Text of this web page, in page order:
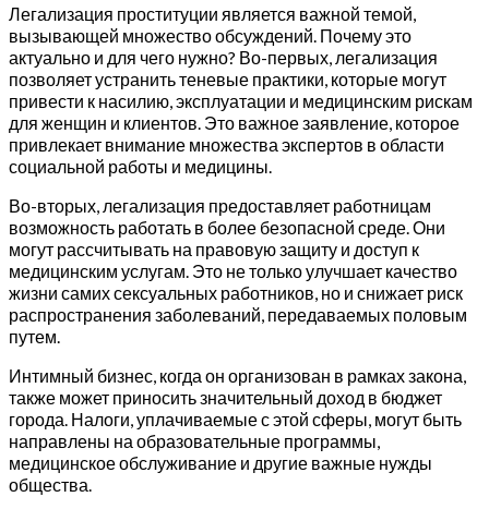
Легализация проституции является важной темой,
вызывающей множество обсуждений. Почему это
актуально и для чего нужно? Во-первых, легализация
позволяет устранить теневые практики, которые могут
привести к насилию, эксплуатации и медицинским рискам
для женщин и клиентов. Это важное заявление, которое
привлекает внимание множества экспертов в области
социальной работы и медицины.
Во-вторых, легализация предоставляет работницам
возможность работать в более безопасной среде. Они
могут рассчитывать на правовую защиту и доступ к
медицинским услугам. Это не только улучшает качество
жизни самих сексуальных работников, но и снижает риск
распространения заболеваний, передаваемых половым
путем.
Интимный бизнес, когда он организован в рамках закона,
также может приносить значительный доход в бюджет
города. Налоги, уплачиваемые с этой сферы, могут быть
направлены на образовательные программы,
медицинское обслуживание и другие важные нужды
общества.